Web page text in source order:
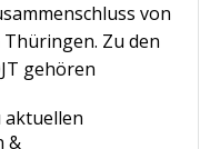
von
Zu den
gehören
aktuellen
&